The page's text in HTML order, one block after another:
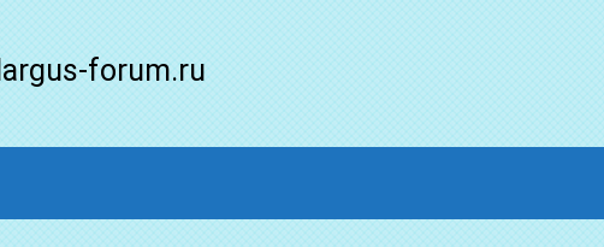
largus-forum.ru